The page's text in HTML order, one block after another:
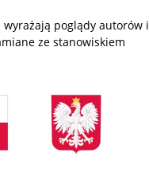
poglądy autorów i
ze stanowiskiem